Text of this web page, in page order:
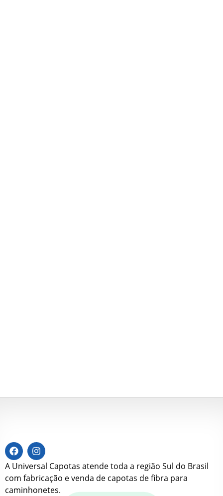
A Universal Capotas atende toda a região Sul do Brasil
com fabricação e venda de capotas de fibra para
caminhonetes.